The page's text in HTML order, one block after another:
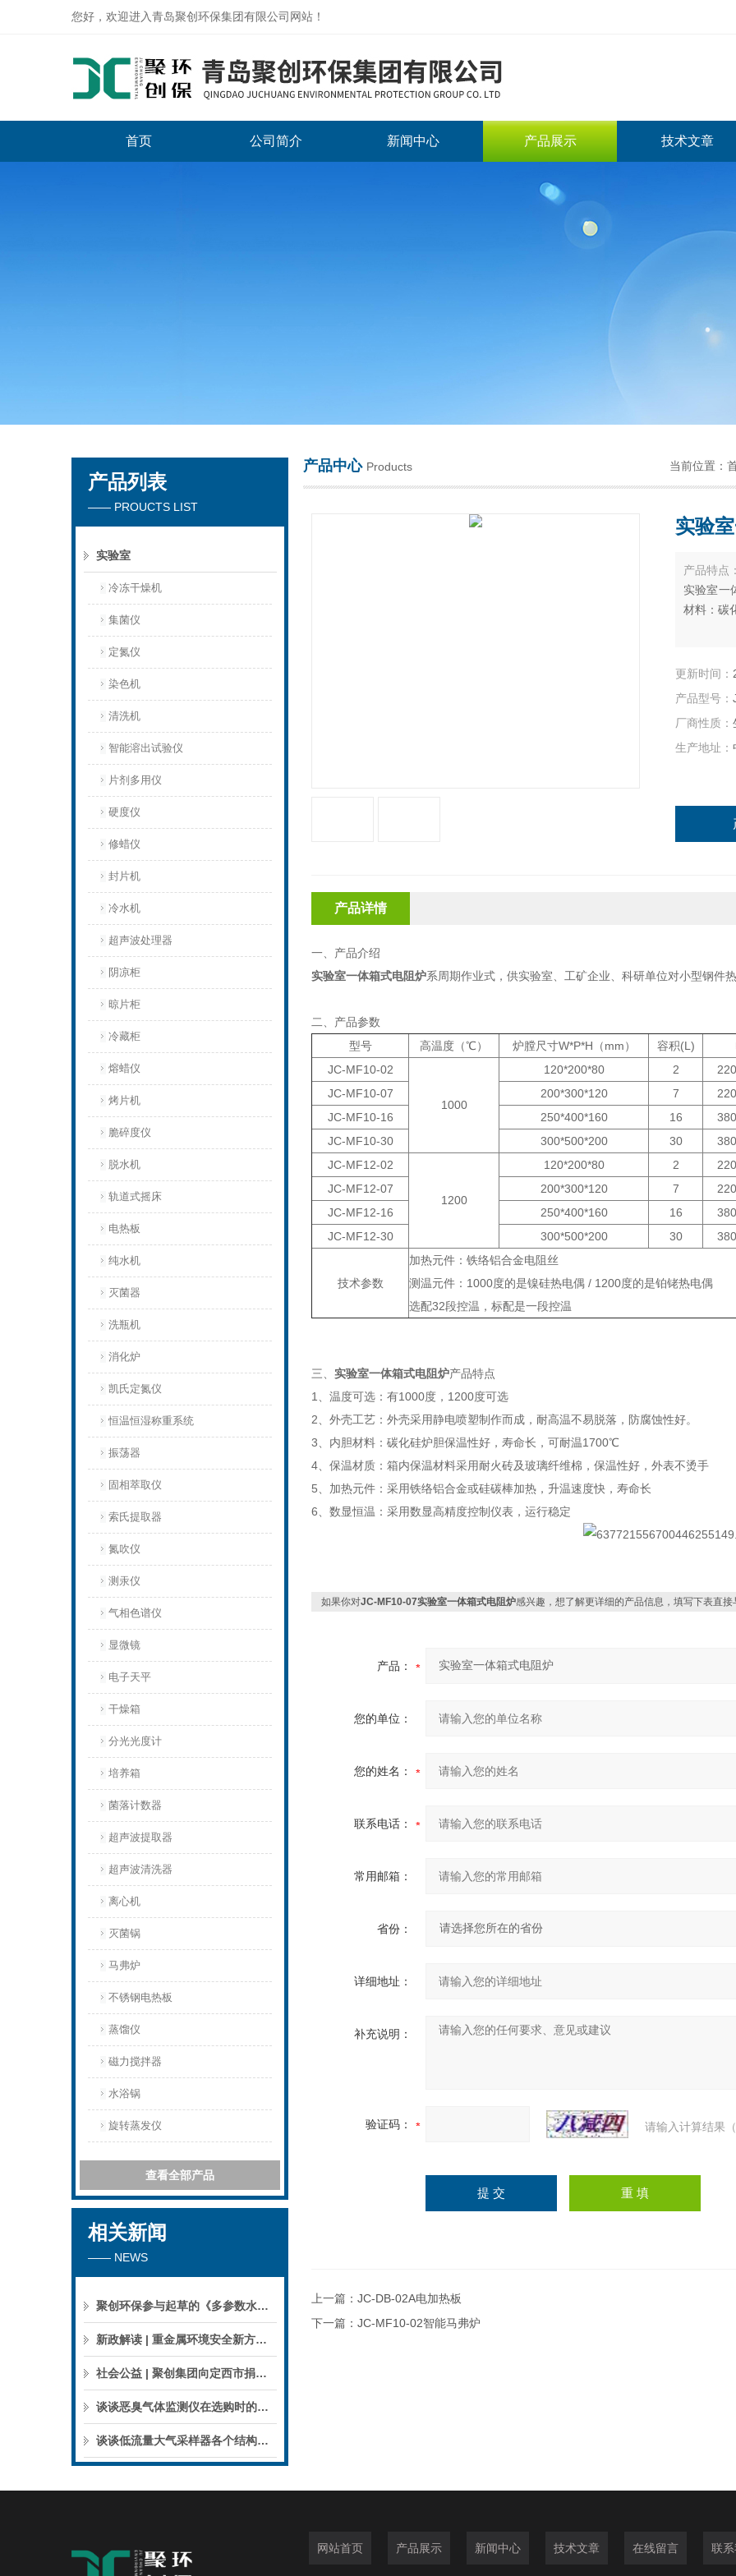
您好，欢迎进入青岛聚创环保集团有限公司网站！
首页 公司简介 新闻中心 产品展示 技术文章
产品列表
—— PROUCTS LIST
实验室
冷冻干燥机
集菌仪
定氮仪
染色机
清洗机
智能溶出试验仪
片剂多用仪
硬度仪
修蜡仪
封片机
冷水机
超声波处理器
阴凉柜
晾片柜
冷藏柜
熔蜡仪
烤片机
脆碎度仪
脱水机
轨道式摇床
电热板
纯水机
灭菌器
洗瓶机
消化炉
凯氏定氮仪
恒温恒湿称重系统
振荡器
固相萃取仪
索氏提取器
氮吹仪
测汞仪
气相色谱仪
显微镜
电子天平
干燥箱
分光光度计
培养箱
菌落计数器
超声波提取器
超声波清洗器
离心机
灭菌锅
马弗炉
不锈钢电热板
蒸馏仪
磁力搅拌器
水浴锅
旋转蒸发仪
查看全部产品
相关新闻
—— NEWS
聚创环保参与起草的《多参数水质分析仪》团标正式公布，促进国产仪器创新升级
新政解读 | 重金属环境安全新方案来了，聚焦5省21市！
社会公益 | 聚创集团向定西市捐赠检验检测仪器设备
谈谈恶臭气体监测仪在选购时的建议和指南
谈谈低流量大气采样器各个结构的特点
产品中心 Products 当前位置：
实验
产品特点：
实验室一
材料：碳
更新时间：
产品型号：
厂商性质：
生产地址：
产品详情
一、产品介绍
实验室一体箱式电阻炉系周期作业式，供实验室、工矿企业、科研单位对小型钢件
二、产品参数
型号
高温度（℃） 炉膛尺寸W*P*H（mm） 容积(L)
JC-MF10-02
1000
120*200*80 2
JC-MF10-07
200*300*120 7
JC-MF10-16
250*400*160 16
JC-MF10-30
300*500*200 30
JC-MF12-02
1200
120*200*80 2
JC-MF12-07
200*300*120 7
JC-MF12-16
250*400*160 16
JC-MF12-30
300*500*200 30
技术参数
加热元件：铁络铝合金电阻丝
测温元件：1000度的是镍硅热电偶 / 1200度的是铂铑热电偶
选配32段控温，标配是一段控温
三、 实验室一体箱式电阻炉产品特点
1、温度可选：有1000度，1200度可选
2、外壳工艺：外壳采用静电喷塑制作而成，耐高温不易脱落，防腐蚀性好。
3、内胆材料：碳化硅炉胆保温性好，寿命长，可耐温1700℃
4、保温材质：箱内保温材料采用耐火砖及玻璃纤维棉，保温性好，外表不烫手
5、加热元件：采用铁络铝合金或硅碳棒加热，升温速度快，寿命长
6、数显恒温：采用数显高精度控制仪表，运行稳定
如果你对JC-MF10-07实验室一体箱式电阻炉感兴趣，想了解更详细的产品信息，填写下表直接
产品：
您的单位：
您的姓名：
联系电话：
常用邮箱：
省份：
详细地址：
补充说明：
验证码： 请输入计算结果
上一篇： JC-DB-02A电加热板
下一篇： JC-MF10-02智能马弗炉
网站首页 产品展示 新闻中心 技术文章 在线留言 联